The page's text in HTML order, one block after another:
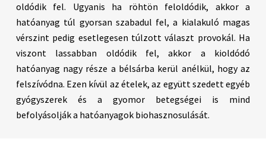
oldódik fel. Ugyanis ha röhtön feloldódik, akkor a
hatóanyag túl gyorsan szabadul fel, a kialakuló magas
vérszint pedig esetlegesen túlzott választ provokál. Ha
viszont lassabban oldódik fel, akkor a kioldódó
hatóanyag nagy része a bélsárba kerül anélkül, hogy az
felszívódna. Ezen kívül az ételek, az együtt szedett egyéb
gyógyszerek és a gyomor betegségei is mind
befolyásolják a hatóanyagok biohasznosulását.